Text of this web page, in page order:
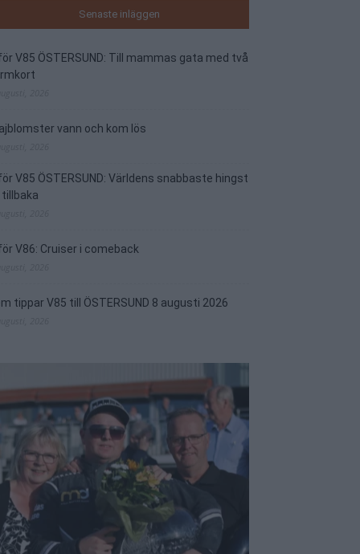
Senaste inläggen
V85 ÖSTERSUND: Till mammas gata med två
vann och kom lös
V85 ÖSTERSUND: Världens snabbaste hingst
tillbaka
V86: Cruiser i comeback
tippar V85 till ÖSTERSUND 8 augusti 2026